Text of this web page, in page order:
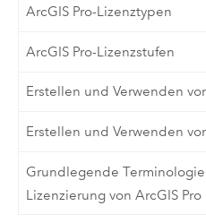
ArcGIS Pro-Lizenztypen
ArcGIS Pro-Lizenzstufen
Erstellen und Verwenden
Erstellen und Verwenden
Grundlegende
Lizenzierung von ArcGIS Pro